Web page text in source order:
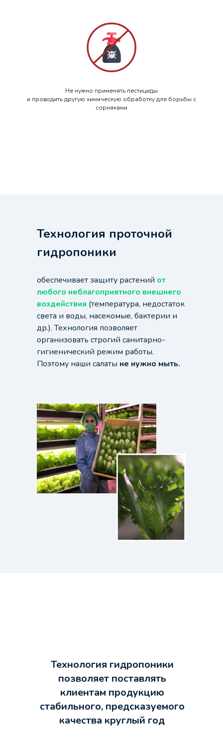
Не нужно применять пестициды
и проводить другую химическую обработку для борьбы с
сорняками
Технология проточной
гидропоники
обеспечивает защиту растений от
любого неблагоприятного внешнего
воздействия (температура, недостаток
света и воды, насекомые, бактерии и
др.). Технология позволяет
организовать строгий санитарно-
гигиенический режим работы.
Поэтому наши салаты не нужно мыть.
Технология гидропоники
позволяет поставлять
клиентам продукцию
стабильного, предсказуемого
качества круглый год